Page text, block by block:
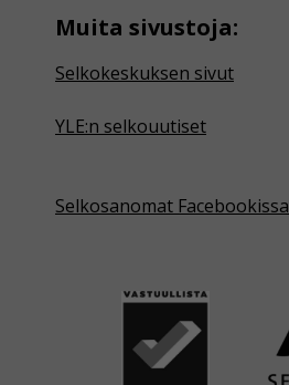
Muita sivustoja:
Selkokeskuksen sivut
YLE:n selkouutiset
Selkosanomat Facebookissa